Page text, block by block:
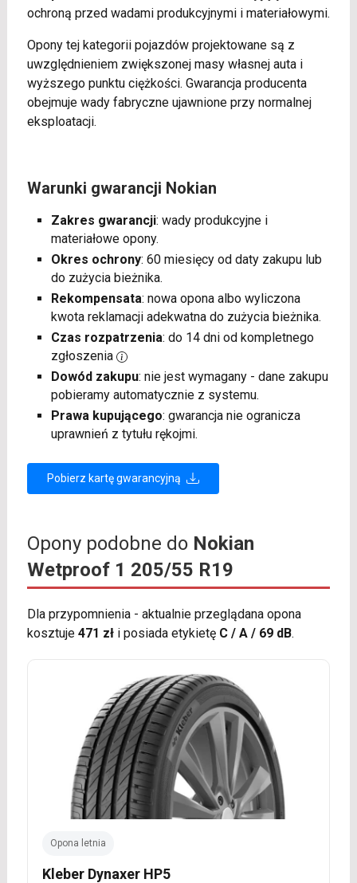
ochroną przed wadami produkcyjnymi i materiałowymi.
Opony tej kategorii pojazdów projektowane są z
uwzględnieniem zwiększonej masy własnej auta i
wyższego punktu ciężkości. Gwarancja producenta
obejmuje wady fabryczne ujawnione przy normalnej
eksploatacji.
Warunki gwarancji Nokian
Zakres gwarancji: wady produkcyjne i
materiałowe opony.
Okres ochrony: 60 miesięcy od daty zakupu lub
do zużycia bieżnika.
Rekompensata: nowa opona albo wyliczona
kwota reklamacji adekwatna do zużycia bieżnika.
Czas rozpatrzenia: do 14 dni od kompletnego
zgłoszenia
Dowód zakupu: nie jest wymagany - dane zakupu
pobieramy automatycznie z systemu.
Prawa kupującego: gwarancja nie ogranicza
uprawnień z tytułu rękojmi.
Pobierz kartę gwarancyjną
Opony podobne do Nokian
Wetproof 1 205/55 R19
Dla przypomnienia - aktualnie przeglądana opona
kosztuje 471 złi posiada etykietę C / A / 69 dB.
Opona letnia
Kleber Dynaxer HP5